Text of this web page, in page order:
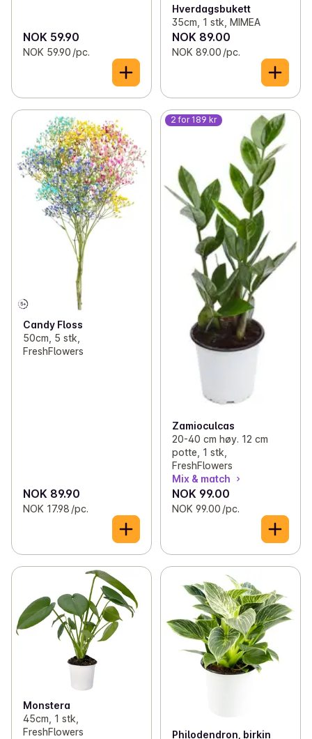
NOK 59.90
NOK 59.90 /pc.
Hverdagsbukett
35cm, 1 stk, MIMEA
NOK 89.00
NOK 89.00 /pc.
Candy Floss
50cm, 5 stk,
FreshFlowers
NOK 89.90
NOK 17.98 /pc.
2 for 189 kr
Zamioculcas
20-40 cm høy. 12 cm
potte, 1 stk,
FreshFlowers
Mix & match
NOK 99.00
NOK 99.00 /pc.
Monstera
45cm, 1 stk,
FreshFlowers
Philodendron, birkin